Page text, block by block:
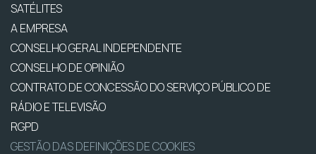
SATÉLITES
A EMPRESA
CONSELHO GERAL INDEPENDENTE
CONSELHO DE OPINIÃO
CONTRATO DE CONCESSÃO DO SERVIÇO PÚBLICO DE
RÁDIO E TELEVISÃO
RGPD
GESTÃO DAS DEFINIÇÕES DE COOKIES